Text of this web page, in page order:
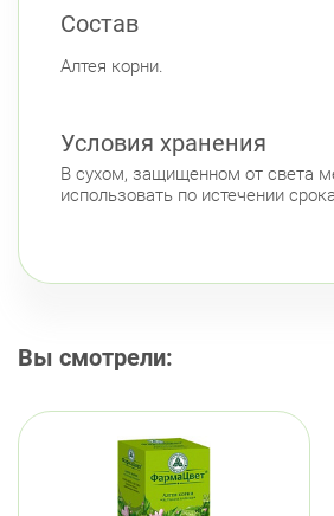
Состав
Алтея корни.
Условия хранения
В сухом, защищенном от света
использовать по истечении
Вы смотрели: